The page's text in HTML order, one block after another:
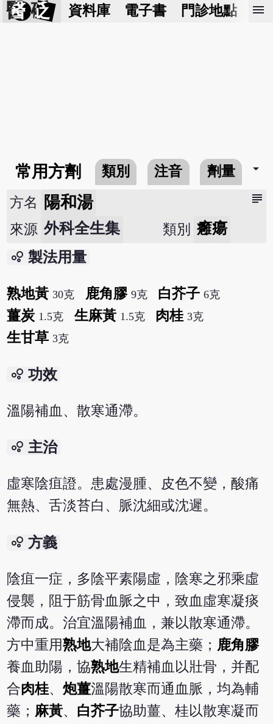
醫 砭 資料庫 電子書 門診地點 預
menu
常用方劑 類別 注音 劑量 arrow_drop_down
subject
方名 陽和湯
來源 外科全生集 類別 癰瘍
bubble_chart 製法用量
熟地黃 30克 鹿角膠 9克 白芥子 6克
薑炭 1.5克 生麻黃 1.5克 肉桂 3克
生甘草 3克
bubble_chart 功效
溫陽補血、散寒通滯。
bubble_chart 主治
虛寒陰疽證。患處漫腫、皮色不變，酸痛
無熱、舌淡苔白、脈沈細或沈遲。
bubble_chart 方義
陰疽一症，多陰平素陽虛，陰寒之邪乘虛
侵襲，阻于筋骨血脈之中，致血虛寒凝痰
滯而成。治宜溫陽補血，兼以散寒通滯。
方中重用熟地大補陰血是為主藥； 鹿角膠
養血助陽，協熟地生精補血以壯骨，并配
合肉桂、炮薑溫陽散寒而通血脈，均為輔
藥； 麻黃、 白芥子協助薑、桂以散寒凝而